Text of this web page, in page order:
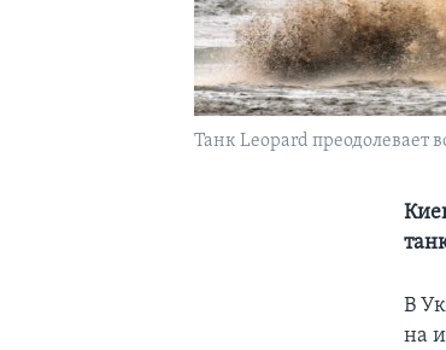
Танк Leopard преодолевает
В
на